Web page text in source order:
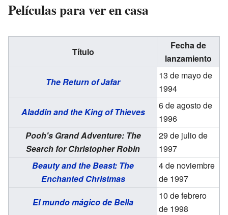
Películas para ver en casa
Título
Fecha de
lanzamiento
The Return of Jafar
13 de mayo de
1994
Aladdin and the King of Thieves
6 de agosto de
1996
Pooh's Grand Adventure: The
Search for Christopher Robin
29 de julio de
1997
Beauty and the Beast: The
Enchanted Christmas
4 de noviembre
de 1997
El mundo mágico de Bella
10 de febrero
de 1998